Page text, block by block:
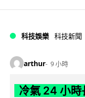
科技娛樂 科技新聞
arthur 9 小時
冷氣 24 小時